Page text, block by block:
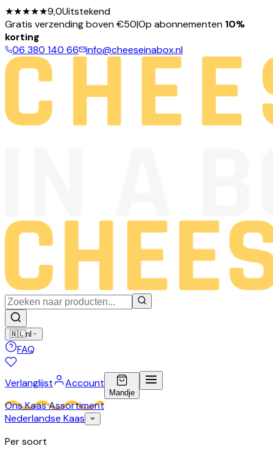
★★★★★9,0Uitstekend
Gratis verzending boven €50|Op abonnementen 10%
korting
06 380 140 66
info@cheeseinabox.nl
🇳🇱nl
FAQ
Verlanglijst Account
Mandje
Ons Kaas Assortiment
Nederlandse Kaas
Per soort